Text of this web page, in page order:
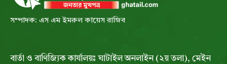
সম্পাদক: এস এম ইমরুল কায়েস রাজিব
বার্তা ও বাণিজ্যিক কার্যালয়ঃ ঘাটাইল অনলাইন (২য় তলা), মেইন